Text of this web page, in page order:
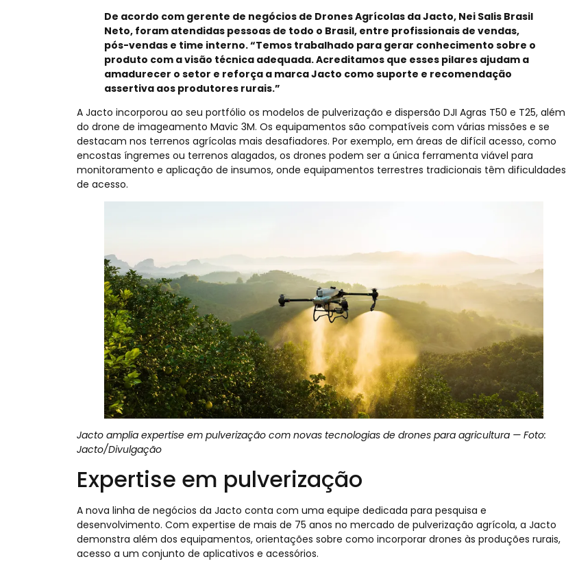
De acordo com gerente de negócios de Drones Agrícolas da Jacto, Nei Salis Brasil
Neto, foram atendidas pessoas de todo o Brasil, entre profissionais de vendas,
pós-vendas e time interno. “Temos trabalhado para gerar conhecimento sobre o
produto com a visão técnica adequada. Acreditamos que esses pilares ajudam a
amadurecer o setor e reforça a marca Jacto como suporte e recomendação
assertiva aos produtores rurais.”
A Jacto incorporou ao seu portfólio os modelos de pulverização e dispersão DJI Agras T50 e T25, além
do drone de imageamento Mavic 3M. Os equipamentos são compatíveis com várias missões e se
destacam nos terrenos agrícolas mais desafiadores. Por exemplo, em áreas de difícil acesso, como
encostas íngremes ou terrenos alagados, os drones podem ser a única ferramenta viável para
monitoramento e aplicação de insumos, onde equipamentos terrestres tradicionais têm dificuldades
de acesso.
Jacto amplia expertise em pulverização com novas tecnologias de drones para agricultura — Foto:
Jacto/Divulgação
Expertise em pulverização
A nova linha de negócios da Jacto conta com uma equipe dedicada para pesquisa e
desenvolvimento. Com expertise de mais de 75 anos no mercado de pulverização agrícola, a Jacto
demonstra além dos equipamentos, orientações sobre como incorporar drones às produções rurais,
acesso a um conjunto de aplicativos e acessórios.